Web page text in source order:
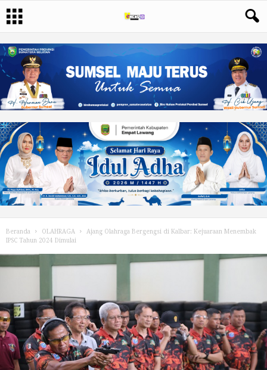
Beranda OLAHRAGA
Ajang Olahraga Bergengsi di Kalbar: Kejuaraan Menembak
IPSC Tahun 2024 Dimulai